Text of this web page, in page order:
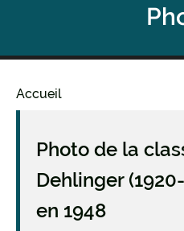
Fil
d'Ariane
Accueil
Photo de la
Dehlinger
en 1948